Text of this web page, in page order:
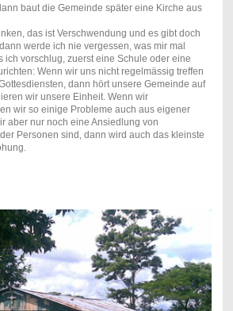
baut die Gemeinde später eine Kirche aus
das ist Verschwendung und es gibt doch
werde ich nie vergessen, was mir mal
ich vorschlug, zuerst eine Schule oder eine
Wenn wir uns nicht regelmässig treffen
dann hört unsere Gemeinde auf
wir unsere Einheit. Wenn wir
wir so einige Probleme auch aus eigener
aber nur noch eine Ansiedlung von
Personen sind, dann wird auch das kleinste